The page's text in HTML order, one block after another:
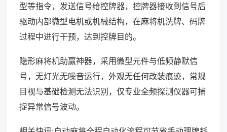
型等指令，发送信号给控牌器，控牌器接收到信号后
驱动内部微型电机或机械结构，在麻将机洗牌、码牌
过程中进行干预，达到控牌目的。
隐形麻将机助赢神器，采用微型元件与低频静默信
号，无灯光无噪音运行，外观无任何改装痕迹，常规
目视与基础检测无法识别，仅专业全频探测仪器可捕
捉异常信号波动。